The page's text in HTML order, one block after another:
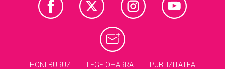
HONI BURUZ LEGE OHARRA PUBLIZITATEA